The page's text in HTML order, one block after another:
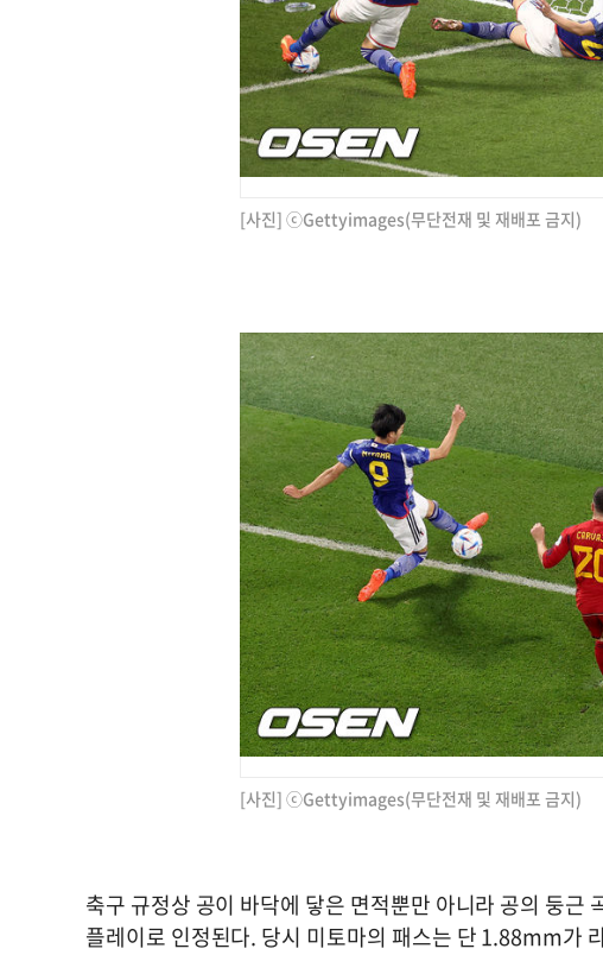
[사진] ⓒGettyimages(무단전재 및 재배포 금지)
[사진] ⓒGettyimages(무단전재 및 재배포 금지)
축구 규정상 공이 바닥에 닿은 면적뿐만 아니라 공의 둥근
플레이로 인정된다. 당시 미토마의 패스는 단 1.88mm가